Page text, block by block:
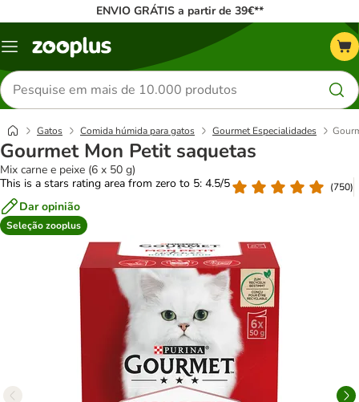
ENVIO GRÁTIS a partir de 39€**
Menu
Pesquisar
produtos
Gatos Comida húmida para gatos Gourmet Especialidades
Gourmet Mon Petit saquetas
Mix carne e peixe (6 x 50 g)
This is a stars rating area from zero to 5: 4.5/5
(750)
Dar opinião
Seleção zooplus